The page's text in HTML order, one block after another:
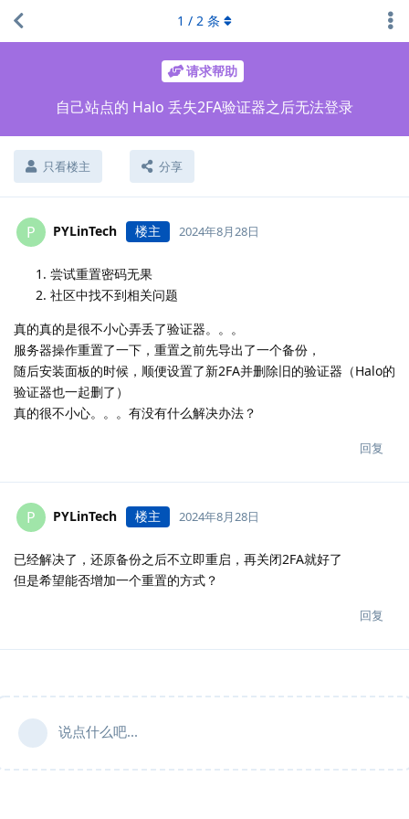
请求帮助
自己站点的 Halo 丢失2FA验证器之后无法登录
只看楼主 分享
1 / 2 条
P PYLinTech 楼主 2024年8月28日
尝试重置密码无果
社区中找不到相关问题
真的真的是很不小心弄丢了验证器。。。
服务器操作重置了一下，重置之前先导出了一个备份，
随后安装面板的时候，顺便设置了新2FA并删除旧的验证器（Halo的
验证器也一起删了）
真的很不小心。。。有没有什么解决办法？
回复
P PYLinTech 楼主 2024年8月28日
已经解决了，还原备份之后不立即重启，再关闭2FA就好了
但是希望能否增加一个重置的方式？
回复
说点什么吧...